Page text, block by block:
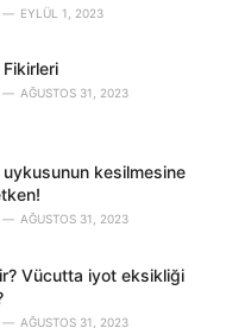
EYLÜL 1, 2023
AĞUSTOS 31, 2023
kesilmesine
AĞUSTOS 31, 2023
Vücutta iyot eksikliği
AĞUSTOS 31, 2023